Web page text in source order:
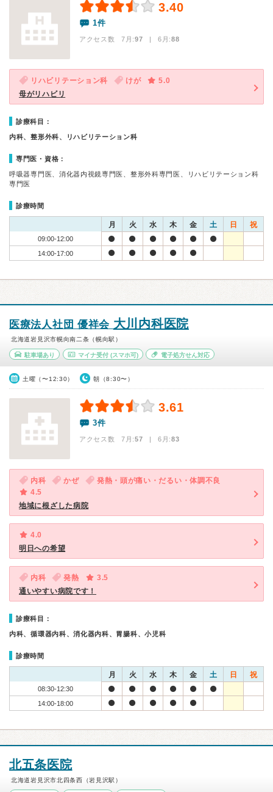
3.40
1件
アクセス数 7月:97 | 6月:88
リハビリテーション科 けが
5.0
母がリハビリ
診療科目：
内科、整形外科、リハビリテーション科
専門医・資格：
呼吸器専門医、消化器内視鏡専門医、整形外科専門医、リハビリテーション科
専門医
診療時間
月 火 水 木 金 土 日 祝
09:00-12:00
14:00-17:00
医療法人社団 優祥会 大川内科医院
北海道岩見沢市幌向南二条（幌向駅）
駐車場あり マイナ受付(スマホ可) 電子処方せん対応
土曜（〜12:30） 朝（8:30〜）
3.61
3件
アクセス数 7月:57 | 6月:83
内科 かぜ
発熱・頭が痛い・だるい・体調不良
4.5
地域に根ざした病院
4.0
明日への希望
内科 発熱
3.5
通いやすい病院です！
診療科目：
内科、循環器内科、消化器内科、胃腸科、小児科
診療時間
月 火 水 木 金 土 日 祝
08:30-12:30
14:00-18:00
北五条医院
北海道岩見沢市北四条西（岩見沢駅）